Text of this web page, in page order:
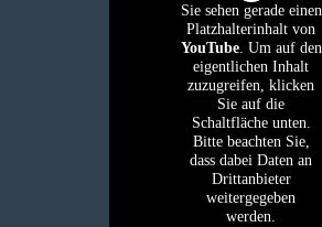
Sie sehen gerade einen
Platzhalterinhalt von
YouTube. Um auf den
eigentlichen Inhalt
zuzugreifen, klicken
Sie auf die
Schaltfläche unten.
Bitte beachten Sie,
dass dabei Daten an
Drittanbieter
weitergegeben
werden.